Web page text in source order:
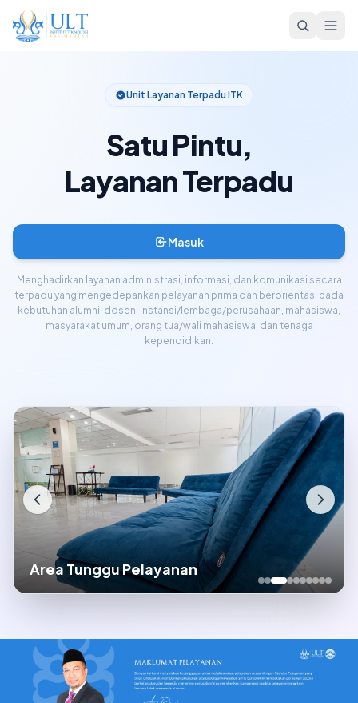
Unit Layanan Terpadu ITK
Satu Pintu,
Layanan Terpadu
Masuk
Menghadirkan layanan administrasi, informasi, dan komunikasi secara
terpadu yang mengedepankan pelayanan prima dan berorientasi pada
kebutuhan alumni, dosen, instansi/lembaga/perusahaan, mahasiswa,
masyarakat umum, orang tua/wali mahasiswa, dan tenaga
kependidikan.
Area Tunggu Pelayanan